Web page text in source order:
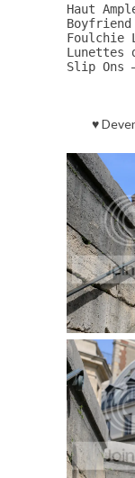
Haut
Boyfriend
Foulchie
Lunettes
Slip Ons
♥